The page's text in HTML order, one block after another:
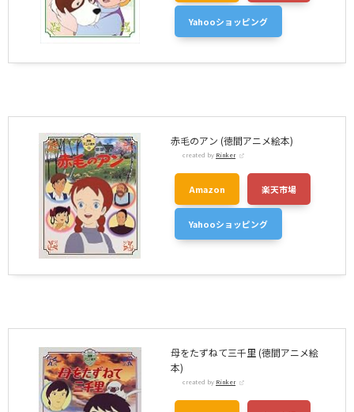
Yahooショッピング
赤毛のアン (徳間アニメ絵本)
created by Rinker
Amazon 楽天市場
Yahooショッピング
母をたずねて三千里 (徳間アニメ絵
本)
created by Rinker